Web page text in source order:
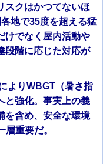
スクはかつてないほ
地で35度を超える猛
けでなく屋内活動や
段階に応じた対応が
よりWBGT（暑さ指
と強化。事実上の義
を含め、安全な環境
重要だ。